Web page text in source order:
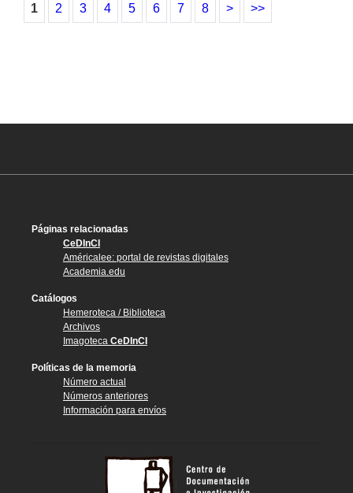
1 2 3 4 5 6 7 8 > >>
Páginas relacionadas
CeDInCI
Américalee: portal de revistas digitales
Academia.edu
Catálogos
Hemeroteca / Biblioteca
Archivos
Imagoteca CeDInCI
Políticas de la memoria
Número actual
Números anteriores
Información para envíos